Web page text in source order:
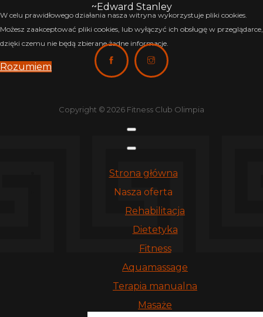
W celu prawidłowego działania nasza witryna wykorzystuje pliki cookies.
Możesz zaakceptować pliki cookies, lub wyłączyć ich obsługę w przeglądarce,
dzięki czemu nie będą zbierane żadne informacje.
Rozumiem
~Edward Stanley
Copyright © 2026 Fitness Club Olimpia
Strona główna
Nasza oferta
Rehabilitacja
Dietetyka
Fitness
Aquamassage
Terapia manualna
Masaże